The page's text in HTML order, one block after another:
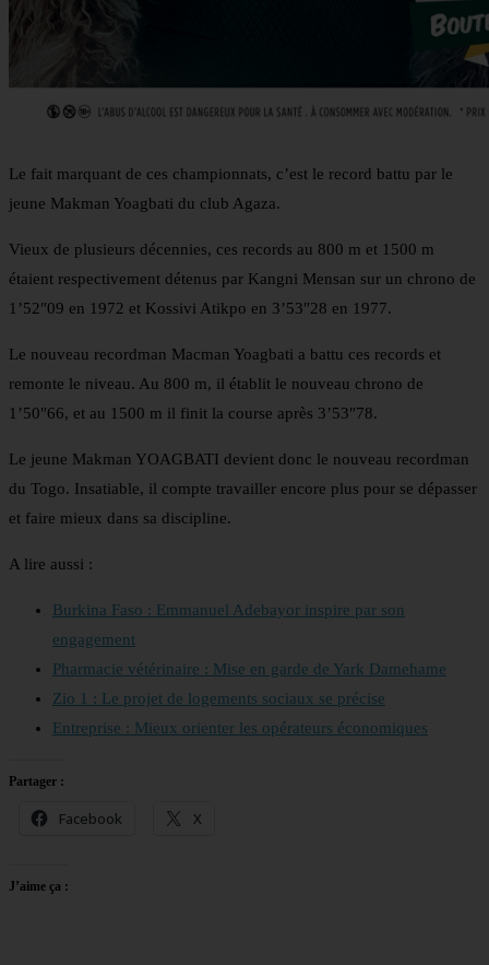
Le fait marquant de ces championnats, c’est le record battu par le
jeune Makman Yoagbati du club Agaza.
Vieux de plusieurs décennies, ces records au 800 m et 1500 m
étaient respectivement détenus par Kangni Mensan sur un chrono de
1’52″09 en 1972 et Kossivi Atikpo en 3’53″28 en 1977.
Le nouveau recordman Macman Yoagbati a battu ces records et
remonte le niveau. Au 800 m, il établit le nouveau chrono de
1’50″66, et au 1500 m il finit la course après 3’53″78.
Le jeune Makman YOAGBATI devient donc le nouveau recordman
du Togo. Insatiable, il compte travailler encore plus pour se dépasser
et faire mieux dans sa discipline.
A lire aussi :
Burkina Faso : Emmanuel Adebayor inspire par son
engagement
Pharmacie vétérinaire : Mise en garde de Yark Damehame
Zio 1 : Le projet de logements sociaux se précise
Entreprise : Mieux orienter les opérateurs économiques
Partager :
Facebook X
J’aime ça :